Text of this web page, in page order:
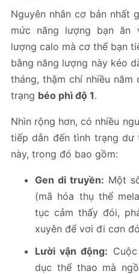
Nguyên nhân cơ bản nhất
mức năng lượng bạn ăn
lượng calo mà cơ thể bạn
bằng năng lượng này kéo
tháng, thậm chí nhiều năm
trạng béo phì độ 1.
Nhìn rộng hơn, có nhiều
tiếp dẫn đến tình trạng dư
này, trong đó bao gồm:
Gen di truyền: Một
(mã hóa thụ thể
tục cảm thấy đói,
xuyên để vơi đi cơn
Lười vận động:
dục thể thao mà